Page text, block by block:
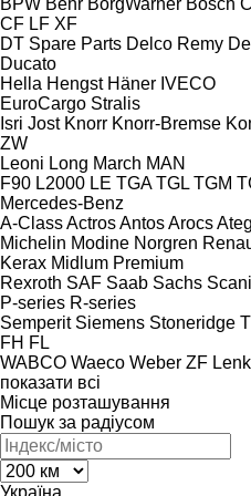
CF LF XF
DT Spare Parts Delco Remy
Ducato
Hella Hengst Häner IVECO
EuroCargo Stralis
Isri Jost Knorr Knorr-Bremse
ZW
Leoni Long March MAN
F90 L2000 LE TGA TGL TGM
Mercedes-Benz
A-ClassActrosAntosArocs
Michelin Modine Norgren
Kerax Midlum Premium
Rexroth SAF Saab Sachs
P-series R-series
Semperit Siemens Stoneridge
FH FL
WABCO Waeco Weber ZF
показати всі
Місце розташування
Пошук за радіусом
Україна